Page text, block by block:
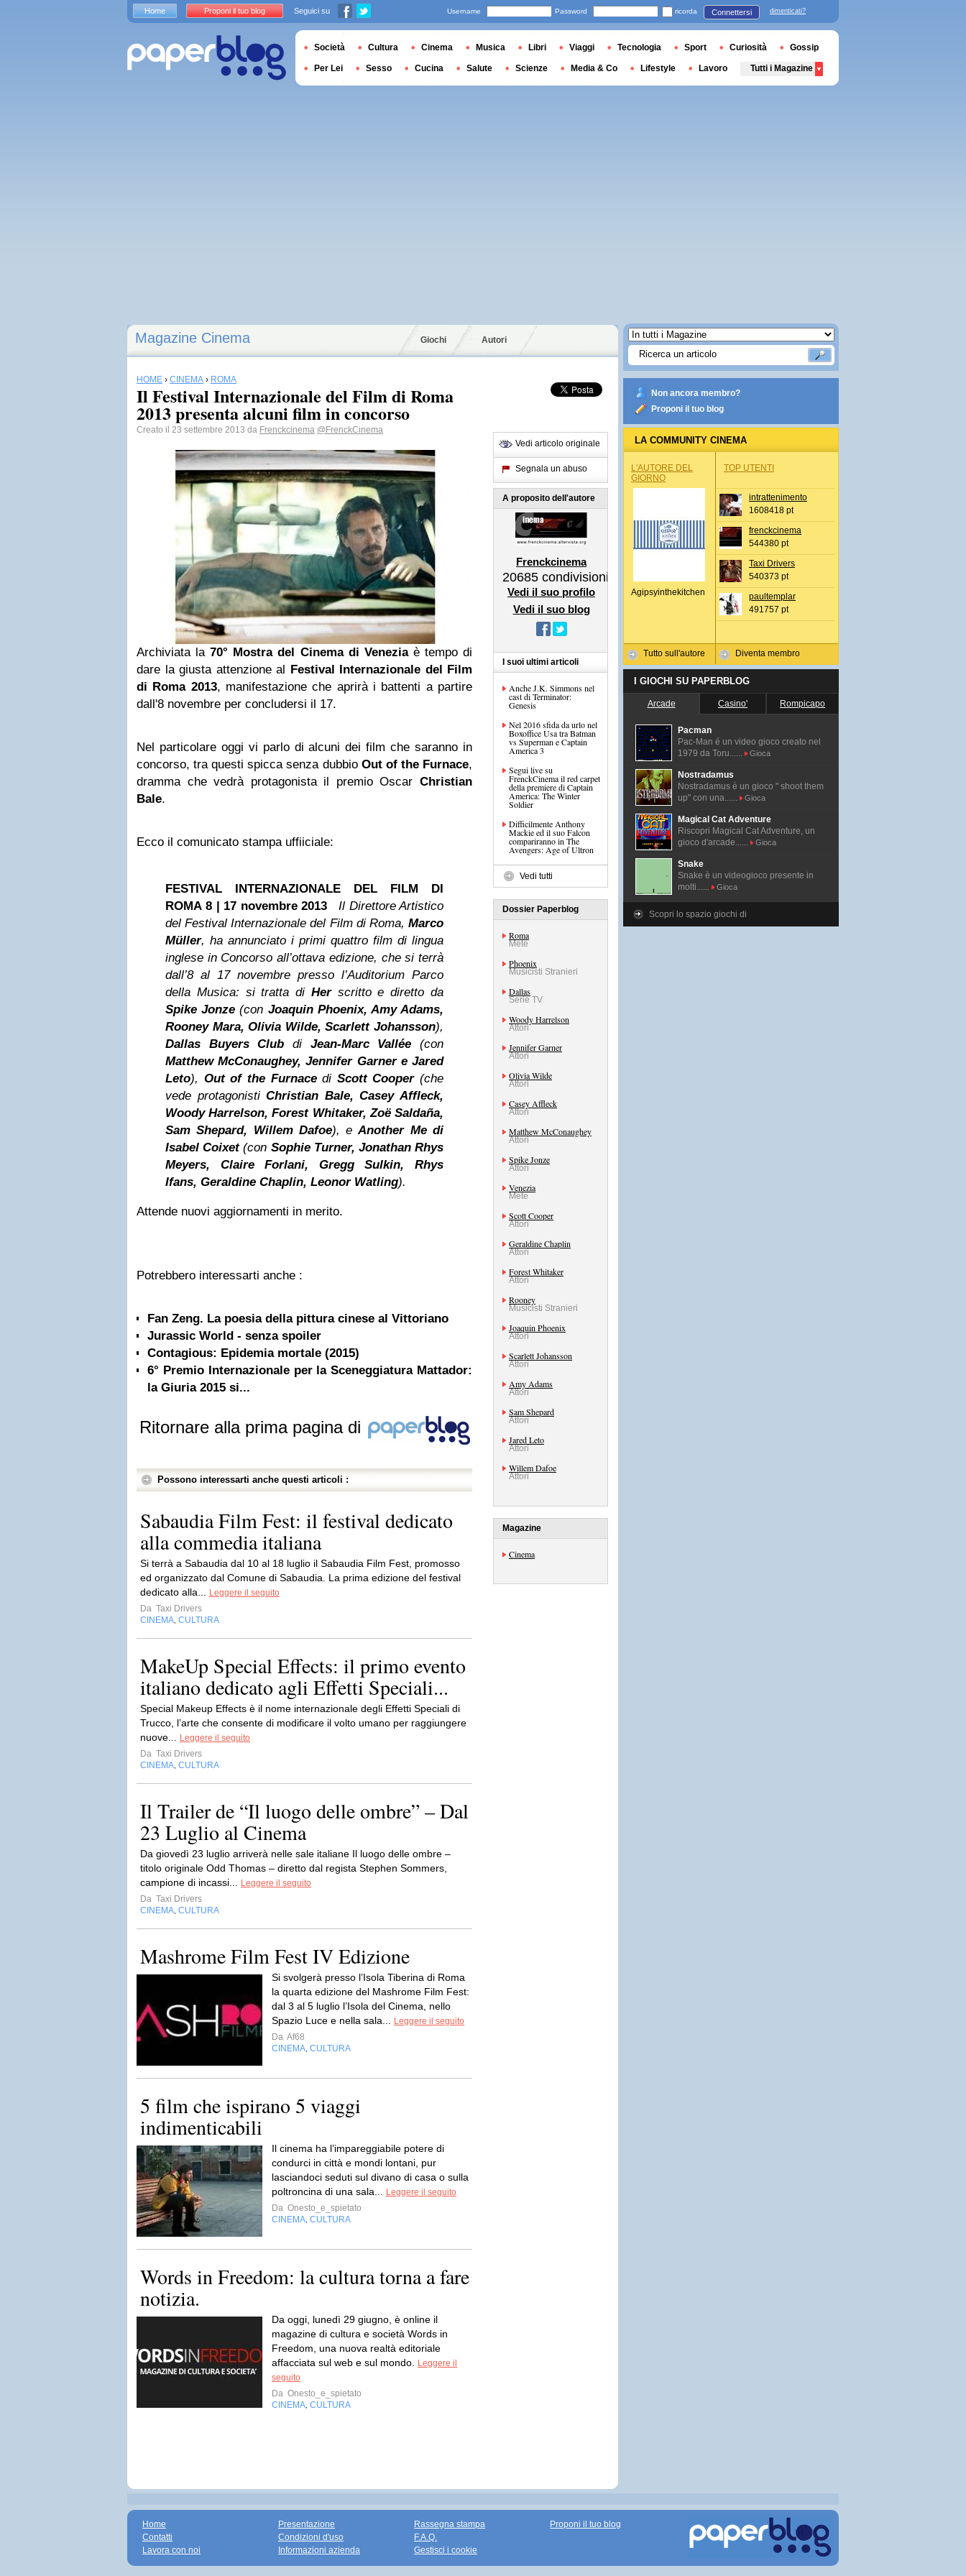
Magazine Cinema Giochi Autori
HOME › CINEMA › ROMA
Il Festival Internazionale del Film di Roma
2013 presenta alcuni film in concorso
Creato il 23 settembre 2013 da Frenckcinema @FrenckCinema
Archiviata la70° Mostra del Cinema di Veneziaè tempo di
dare la giusta attenzione al Festival Internazionale del Film
di Roma 2013, manifestazione che aprirà i battenti a partire
dall'8 novembre per concludersi il 17.
Nel particolare oggi vi parlo di alcuni dei film che saranno in
concorso, tra questi spicca senza dubbio Out of the Furnace,
dramma che vedrà protagonista il premio Oscar Christian
Bale.
Ecco il comunicato stampa uffiiciale:
FESTIVAL INTERNAZIONALE DEL FILM DI
ROMA 8 | 17 novembre 2013
Il Direttore Artistico
del Festival Internazionale del Film di Roma, Marco
Müller, ha annunciato i primi quattro film di lingua
inglese in Concorso all’ottava edizione, che si terrà
dall’8 al 17 novembre presso l’Auditorium Parco
della Musica: si tratta di Her scritto e diretto da
Spike Jonze (con Joaquin Phoenix, Amy Adams,
RooneyMara, Olivia Wilde, Scarlett Johansson),
Dallas Buyers Club di Jean-Marc Vallée (con
Matthew McConaughey,Jennifer Garnere Jared
Leto), Out of the Furnacedi Scott Cooper(che
vede protagonistiChristian Bale, Casey Affleck,
Woody Harrelson, Forest Whitaker, Zoë Saldaña,
Sam Shepard, Willem Dafoe), eAnother Me di
Isabel Coixet(con Sophie Turner, Jonathan Rhys
Meyers, Claire Forlani, Gregg Sulkin, Rhys
Ifans, Geraldine Chaplin, Leonor Watling).
Attende nuovi aggiornamenti in merito.
Potrebbero interessarti anche :
Fan Zeng. La poesia della pittura cinese al Vittoriano
Jurassic World - senza spoiler
Contagious: Epidemia mortale (2015)
6° Premio Internazionale per la Sceneggiatura Mattador:
la Giuria 2015 si...
Ritornare alla prima pagina di
Possono interessarti anche questi articoli :
Sabaudia Film Fest: il festival dedicato
alla commedia italiana
Si terrà a Sabaudia dal 10 al 18 luglio il Sabaudia Film Fest, promosso
ed organizzato dal Comune di Sabaudia. La prima edizione del festival
dedicato alla...
Leggere il seguito
Da Taxi Drivers
CINEMA CULTURA
MakeUp Special Effects: il primo evento
italiano dedicato agli Effetti Speciali...
Special Makeup Effects è il nome internazionale degli Effetti Speciali di
Trucco, l’arte che consente di modificare il volto umano per raggiungere
nuove...
Leggere il seguito
Da Taxi Drivers
CINEMA CULTURA
Il Trailer de “Il luogo delle ombre” – Dal
23 Luglio al Cinema
Da giovedì 23 luglio arriverà nelle sale italiane Il luogo delle ombre –
titolo originale Odd Thomas – diretto dal regista Stephen Sommers,
campione di incassi...
Leggere il seguito
Da Taxi Drivers
CINEMA CULTURA
Mashrome Film Fest IV Edizione
Si svolgerà presso l’Isola Tiberina di Roma
la quarta edizione del Mashrome Film Fest:
dal 3 al 5 luglio l’Isola del Cinema, nello
Spazio Luce e nella sala...
Leggere il seguito
Da Af68
CINEMA CULTURA
5 film che ispirano 5 viaggi
indimenticabili
Il cinema ha l’impareggiabile potere di
condurci in città e mondi lontani, pur
lasciandoci seduti sul divano di casa o sulla
poltroncina di una sala...
Leggere il seguito
Da Onesto_e_spietato
CINEMA CULTURA
Words in Freedom: la cultura torna a fare
notizia.
Da oggi, lunedì 29 giugno, è online il
magazine di cultura e società Words in
Freedom, una nuova realtà editoriale
affacciata sul web e sul mondo.
Leggere il
seguito
Da Onesto_e_spietato
CINEMA CULTURA
Vedi articolo originale
Segnala un abuso
A proposito dell'autore
Frenckcinema
20685 condivisioni
Vedi il suo profilo
Vedi il suo blog
I suoi ultimi articoli
Anche J.K. Simmons nel
cast di Terminator:
Genesis
Nel 2016 sfida da urlo nel
Boxoffice Usa tra Batman
vs Superman e Captain
America 3
Segui live su
FrenckCinema il red carpet
della premiere di Captain
America: The Winter
Soldier
Difficilmente Anthony
Mackie ed il suo Falcon
compariranno in The
Avengers: Age of Ultron
Vedi tutti
Dossier Paperblog
Roma
Mete
Phoenix
Musicisti Stranieri
Dallas
Serie TV
Woody Harrelson
Attori
Jennifer Garner
Attori
Olivia Wilde
Attori
Casey Affleck
Attori
Matthew McConaughey
Attori
Spike Jonze
Attori
Venezia
Mete
Scott Cooper
Attori
Geraldine Chaplin
Attori
Forest Whitaker
Attori
Rooney
Musicisti Stranieri
Joaquin Phoenix
Attori
Scarlett Johansson
Attori
Amy Adams
Attori
Sam Shepard
Attori
Jared Leto
Attori
Willem Dafoe
Attori
Magazine
Cinema
Non ancora membro?
Proponi il tuo blog
LA COMMUNITY CINEMA
L'AUTORE DEL
GIORNO
Agipsyinthekitchen
Tutto sull'autore
TOP UTENTI
intrattenimento
1608418 pt
frenckcinema
544380 pt
Taxi Drivers
540373 pt
paultemplar
491757 pt
Diventa membro
I GIOCHI SU PAPERBLOG
Arcade Casino' Rompicapo
Pacman
Pac-Man é un video gioco creato nel
1979 da Toru......
Gioca
Nostradamus
Nostradamus è un gioco " shoot them
up" con una......
Gioca
Magical Cat Adventure
Riscopri Magical Cat Adventure, un
gioco d'arcade......
Gioca
Snake
Snake è un videogioco presente in
molti......
Gioca
Scopri lo spazio giochi di
Home Proponi il tuo blog Seguici su Username Password ricorda Connettersi dimenticati?
Società Cultura Cinema Musica Libri Viaggi Tecnologia Sport Curiosità Gossip
Per Lei Sesso Cucina Salute Scienze Media & Co Lifestyle Lavoro Tutti i Magazine
Home
Contatti
Lavora con noi
Presentazione
Condizioni d'uso
Informazioni azienda
Rassegna stampa
F.A.Q.
Gestisci i cookie
Proponi il tuo blog